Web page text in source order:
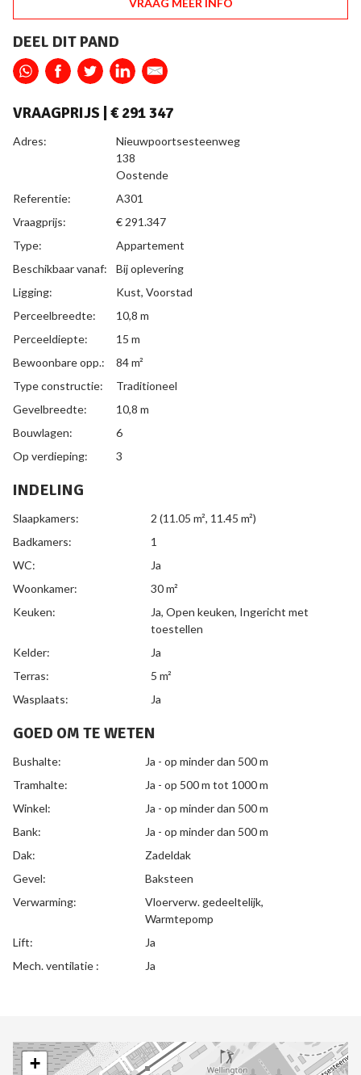
DEEL DIT PAND
VRAAGPRIJS | € 291 347
ALGEMEEN
Adres:
Nieuwpoortsesteenweg
138
Oostende
Referentie:
A301
Vraagprijs:
€ 291.347
Type:
Appartement
Beschikbaar vanaf:
Bij oplevering
Ligging:
Kust, Voorstad
Perceelbreedte:
10,8 m
Perceeldiepte:
15 m
Bewoonbare opp.:
84 m²
Type constructie:
Traditioneel
Gevelbreedte:
10,8 m
Bouwlagen:
6
Op verdieping:
3
INDELING
Slaapkamers: 2 (11.05 m², 11.45 m²)
Badkamers:
1
WC:
Ja
Woonkamer:
30 m²
Keuken:
Ja, Open keuken, Ingericht met
toestellen
Kelder:
Ja
Terras:
5 m²
Wasplaats:
Ja
GOED OM TE WETEN
Bushalte:
Ja - op minder dan 500 m
Tramhalte:
Ja - op 500 m tot 1000 m
Winkel:
Ja - op minder dan 500 m
Bank:
Ja - op minder dan 500 m
Dak:
Zadeldak
Gevel:
Baksteen
Verwarming:
Vloerverw. gedeeltelijk,
Warmtepomp
Lift:
Ja
Mech. ventilatie :
Ja
+